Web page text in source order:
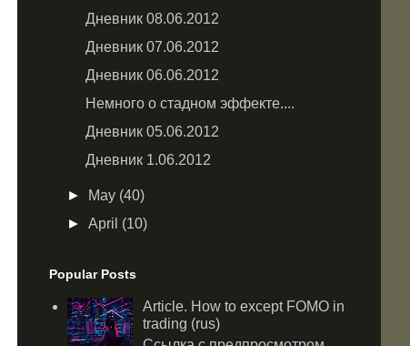
Дневник 08.06.2012
Дневник 07.06.2012
Дневник 06.06.2012
Немного о стадном эффекте....
Дневник 05.06.2012
Дневник 1.06.2012
► May (40)
►April (10)
Popular Posts
Article. How to except FOMO in
trading (rus)